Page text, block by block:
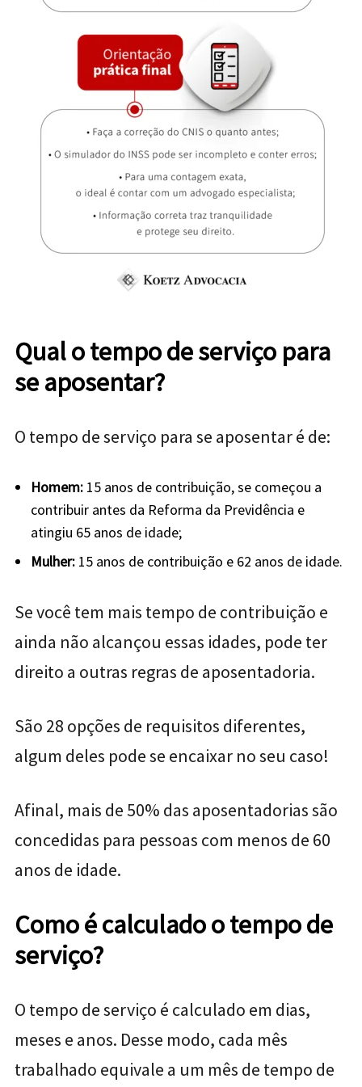
Qual o tempo de serviço para
se aposentar?
O tempo de serviço para se aposentar é de:
Homem: 15 anos de contribuição, se começou a
contribuir antes da Reforma da Previdência e
atingiu 65 anos de idade;
Mulher: 15 anos de contribuição e 62 anos de idade.
Se você tem mais tempo de contribuição e
ainda não alcançou essas idades, pode ter
direito a outras regras de aposentadoria.
São 28 opções de requisitos diferentes,
algum deles pode se encaixar no seu caso!
Afinal, mais de 50% das aposentadorias são
concedidas para pessoas com menos de 60
anos de idade.
Como é calculado o tempo de
serviço?
O tempo de serviço é calculado em dias,
meses e anos. Desse modo, cada mês
trabalhado equivale a um mês de tempo de